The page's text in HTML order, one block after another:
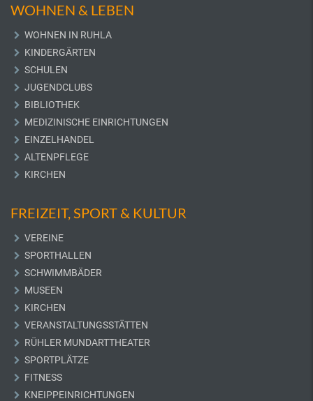
WOHNEN & LEBEN
WOHNEN IN RUHLA
KINDERGÄRTEN
SCHULEN
JUGENDCLUBS
BIBLIOTHEK
MEDIZINISCHE EINRICHTUNGEN
EINZELHANDEL
ALTENPFLEGE
KIRCHEN
FREIZEIT, SPORT & KULTUR
VEREINE
SPORTHALLEN
SCHWIMMBÄDER
MUSEEN
KIRCHEN
VERANSTALTUNGSSTÄTTEN
RÜHLER MUNDARTTHEATER
SPORTPLÄTZE
FITNESS
KNEIPPEINRICHTUNGEN